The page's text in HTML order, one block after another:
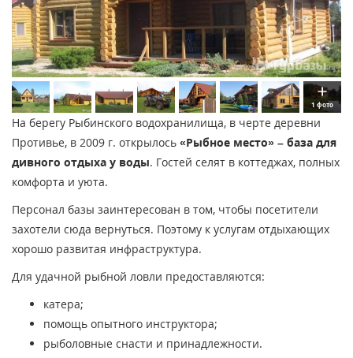
1 фото
На берегу Рыбинского водохранилища, в черте деревни
Противье, в 2009 г. открылось «Рыбное место» – база для
дивного отдыха у воды. Гостей селят в коттеджах, полных
комфорта и уюта.
Персонал базы заинтересован в том, чтобы посетители
захотели сюда вернуться. Поэтому к услугам отдыхающих
хорошо развитая инфраструктура.
Для удачной рыбной ловли предоставляются:
катера;
помощь опытного инструктора;
рыболовные снасти и принадлежности.